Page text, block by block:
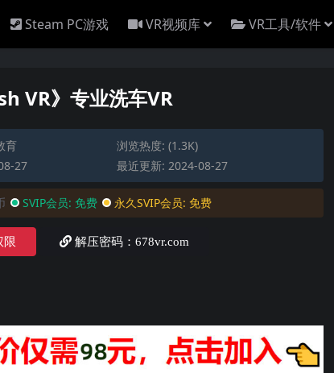
Steam PC游戏 VR视频库 VR工具/软件
VR》专业洗车VR
育
浏览热度: (1.3K)
27
最近更新: 2024-08-27
SVIP会员: 免费 永久SVIP会员: 免费
限 解压密码：678vr.com